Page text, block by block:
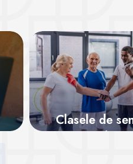
Clasele de
pentru o viață